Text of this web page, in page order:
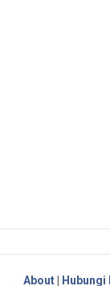
About Hubungi